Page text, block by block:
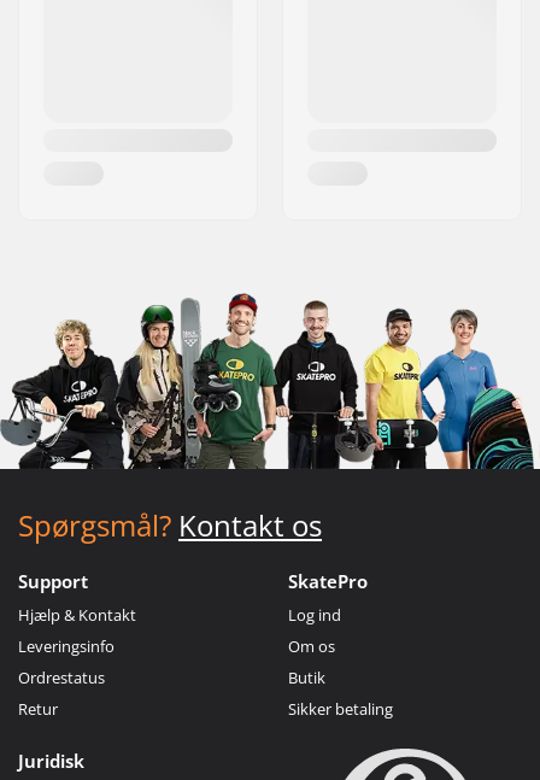
Spørgsmål? Kontakt os
Support
Hjælp & Kontakt
Leveringsinfo
Ordrestatus
Retur
SkatePro
Log ind
Om os
Butik
Sikker betaling
Juridisk